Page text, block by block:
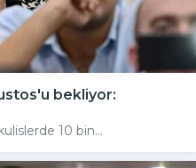
bekliyor:
10 bin...